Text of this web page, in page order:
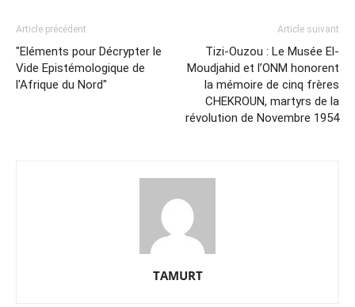
Article précédent
"Eléments pour Décrypter le
Vide Epistémologique de
l'Afrique du Nord"
Article suivant
Tizi-Ouzou : Le Musée El-
Moudjahid et l’ONM honorent
la mémoire de cinq frères
CHEKROUN, martyrs de la
révolution de Novembre 1954
TAMURT